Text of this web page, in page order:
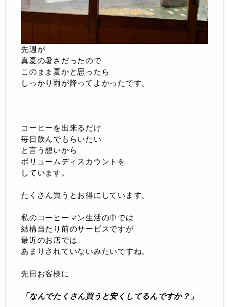
先週が
真夏の暑さだったので
このまま夏かと思ったら
しっかり雨が降ってよかったです。
コーヒーを出来るだけ
毎日飲んでもらいたい
と言う想いから
ボリュームディスカウントを
しています。
たくさん買うとお得にしています。
私のコーヒーマン生活の中では
結構当たり前のサービスですが
最近のお店では
あまりされていないみたいですね。
先日お客様に
「なんでたくさん買うと安くしてるんですか？」